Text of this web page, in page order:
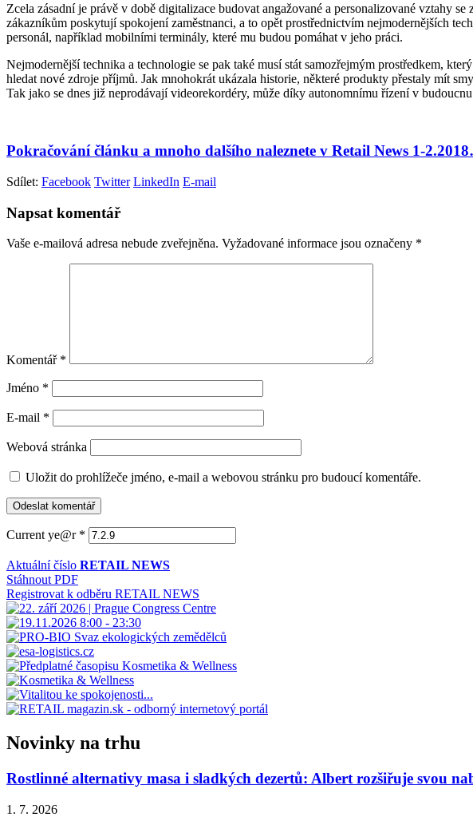
Zcela zásadní je právě v době digitalizace budovat angažované a personalizované vztahy
zákazníkům poskytují spokojení zaměstnanci, a to opět prostřednictvím nejmodernějších
personál, například mobilními terminály, které mu budou pomáhat v jeho práci.
Nejmodernější technika a technologie se pak také musí stát samozřejmým prostředkem,
hledat nové zdroje příjmů. Jak mnohokrát ukázala historie, některé produkty přestaly mít
Tak jako se dnes již neprodávají videorekordéry, může díky autonomnímu řízení v
Pokračování článku a mnoho dalšího naleznete v Retail News 1-
Sdílet: Facebook Twitter LinkedIn E-mail
Napsat komentář
Vaše e-mailová adresa nebude zveřejněna. Vyžadované informace jsou označeny *
Komentář *
Jméno *
E-mail *
Webová stránka
Uložit do prohlížeče jméno, e-mail a webovou stránku pro budoucí komentáře.
Current ye@r *
Aktuální číslo RETAIL NEWS
Stáhnout PDF
Registrovat k odběru RETAIL NEWS
Novinky na trhu
Rostlinné alternativy masa i sladkých dezertů: Albert rozšiřuje svou
1. 7. 2026